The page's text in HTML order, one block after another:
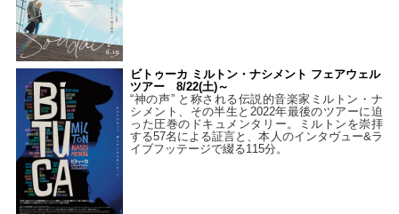
ビトゥーカ ミルトン・ナシメント フェアウェル
ツアー 8/22(土)～
“神の声” と称される伝説的音楽家ミルトン・ナ
シメント、その半生と2022年最後のツアーに迫
った圧巻のドキュメンタリー。ミルトンを崇拝
する57名による証言と、本人のインタヴュー&ラ
イブフッテージで綴る115分。